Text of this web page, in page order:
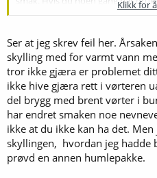
blåelig i fargen) så er det den
mvh
Bårdd
Klikk for
Ser at jeg skrev feil her.
skylling med for varmt vann
tror ikke gjæra er problemet
ikke hive gjæra rett i vørteren
del brygg med brent vørter i
har endret smaken noe
ikke at du ikke kan ha det.
skyllingen, hvordan jeg hadde
prøvd en annen humlepakke.